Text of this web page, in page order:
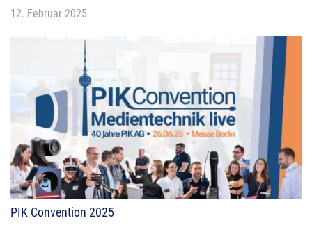
12. Februar 2025
PIK Convention 2025